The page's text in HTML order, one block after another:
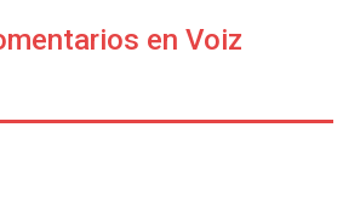
en Voiz